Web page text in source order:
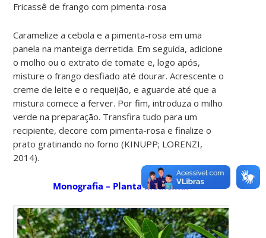
Fricassê de frango com pimenta-rosa
Caramelize a cebola e a pimenta-rosa em uma
panela na manteiga derretida. Em seguida, adicione
o molho ou o extrato de tomate e, logo após,
misture o frango desfiado até dourar. Acrescente o
creme de leite e o requeijão, e aguarde até que a
mistura comece a ferver. Por fim, introduza o milho
verde na preparação. Transfira tudo para um
recipiente, decore com pimenta-rosa e finalize o
prato gratinando no forno (KINUPP; LORENZI,
2014).
Monografia – Planta Medicinal